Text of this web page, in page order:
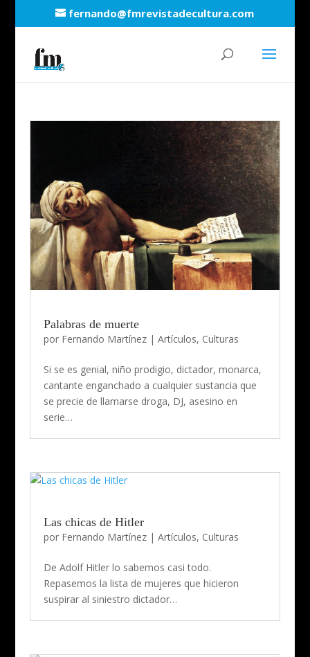
fernando@fmrevistadecultura.com
Palabras de muerte
por Fernando Martínez| Artículos, Culturas
Si se es genial, niño prodigio, dictador, monarca,
cantante enganchado a cualquier sustancia que
se precie de llamarse droga, DJ, asesino en
serie…
Las chicas de Hitler
por Fernando Martínez| Artículos, Culturas
De Adolf Hitler lo sabemos casi todo.
Repasemos la lista de mujeres que hicieron
suspirar al siniestro dictador…